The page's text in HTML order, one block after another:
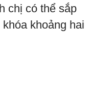
chị có thể sắp
khoảng hai